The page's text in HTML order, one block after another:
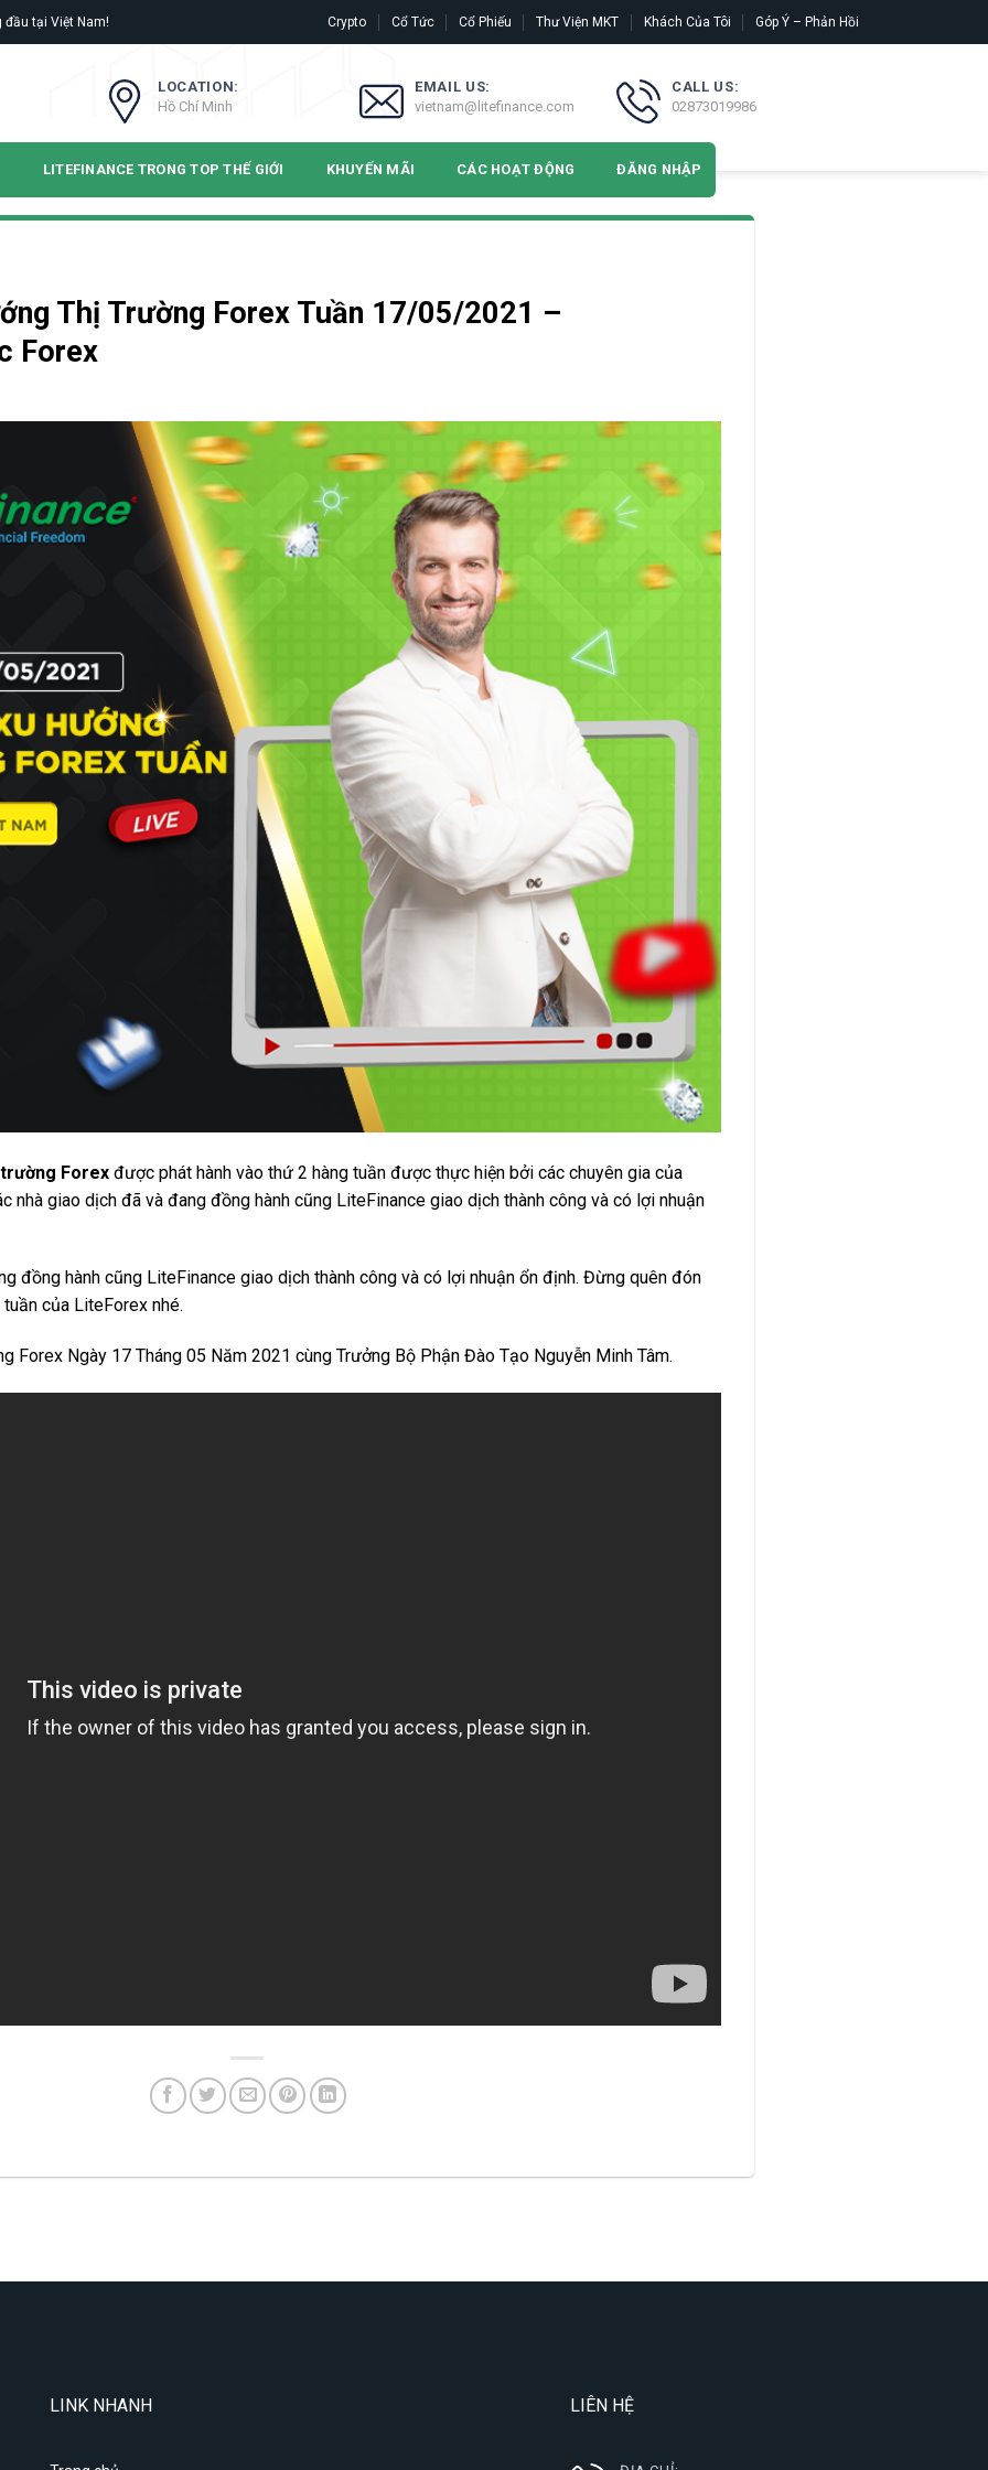
đầu tại Việt Nam! Crypto Cổ Tức Cổ Phiếu Thư Viện MKT Khách Của Tôi Góp Ý – Phản Hồi
LOCATION:
Hồ Chí Minh
EMAIL US:
vietnam@litefinance.com
CALL US:
02873019986
LITEFINANCE TRONG TOP THẾ GIỚI KHUYẾN MÃI CÁC HOẠT ĐỘNG ĐĂNG NHẬP
Thị Trường Forex Tuần 17/05/2021 –
Forex
Forex được phát hành vào thứ 2 hàng tuần được thực hiện bởi các chuyên gia của
nhà giao dịch đã và đang đồng hành cũng LiteFinance giao dịch thành công và có lợi nhuận
đồng hành cũng LiteFinance giao dịch thành công và có lợi nhuận ổn định. Đừng quên đón
của LiteForex nhé.
Forex Ngày 17 Tháng 05 Năm 2021 cùng Trưởng Bộ Phận Đào Tạo Nguyễn Minh Tâm.
LINK NHANH LIÊN HỆ